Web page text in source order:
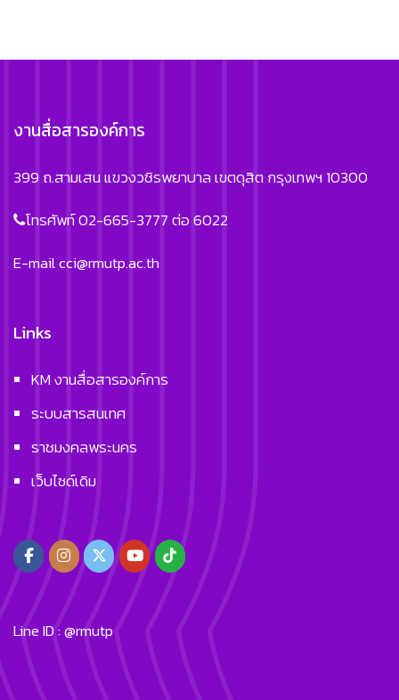
งานสื่อสารองค์การ
399 ถ.สามเสน แขวงวชิรพยาบาล เขตดุสิต กรุงเทพฯ 10300
โทรศัพท์ 02-665-3777 ต่อ 6022
E-mailcci@rmutp.ac.th
Links
KM งานสื่อสารองค์การ
ระบบสารสนเทศ
ราชมงคลพระนคร
เว็บไซด์เดิม
Line ID : @rmutp